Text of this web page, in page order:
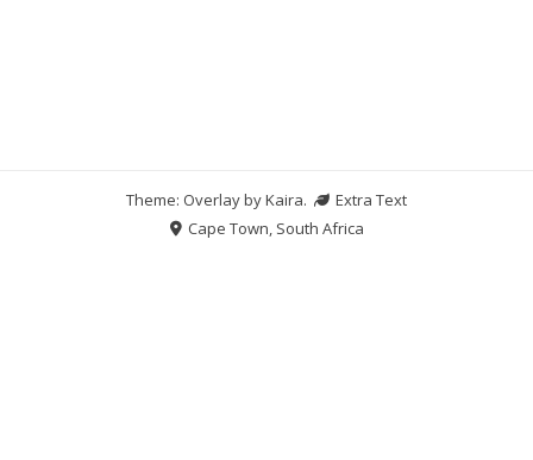
Theme: Overlay byKaira.
Extra Text
Cape Town, South Africa